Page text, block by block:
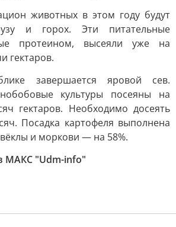
животных в этом году будут
и горох. Эти питательные
протеином, высеяли уже на
гектаров.
завершается яровой сев.
культуры посеяны на
гектаров. Необходимо досеять
Посадка картофеля выполнена
и моркови — на 58%.
МАКС "Udm-info"